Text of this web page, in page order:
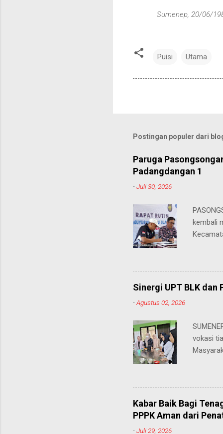
Sumenep, 20/06/19
Puisi Utama
Postingan populer dari
Paruga
Padangdangan 1
-Juli 30, 2026
kembali
wilayah
strategis
Hari
olahraga
untuk
Sinergi UPT BLK dan
-Agustus 02, 2026
vokasi
hingga
masing.
"Saya
Kabar Baik Bagi
PPPK Aman dari
-Juli 29, 2026